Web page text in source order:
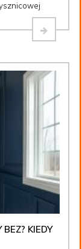
KIEDY